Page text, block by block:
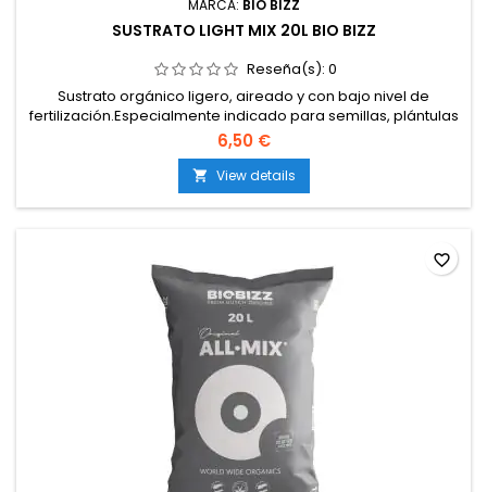
MARCA: BIO BIZZ
SUSTRATO LIGHT MIX 20L BIO BIZZ
Reseña(s): 0
Sustrato orgánico ligero, aireado y con bajo nivel de
fertilización.Especialmente indicado para semillas, plántulas
y esquejes.Estructura que favorece drenaje, aireación y
retención de humedad.Permite controlar la nutrición desde
las primeras fases del cultivo.pH del sustrato: entre 6,2 y
6,6.EC (conductividad eléctrica): aprox. 1,2 mS/cm.
6,50 €
 View details
favorite_border